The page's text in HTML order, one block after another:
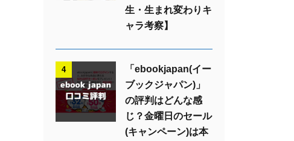
生・生まれ変わりキ
ャラ考察】
4
「ebookjapan(イー
ブックジャパン)」
の評判はどんな感
じ？金曜日のセール
(キャンペーン)は本